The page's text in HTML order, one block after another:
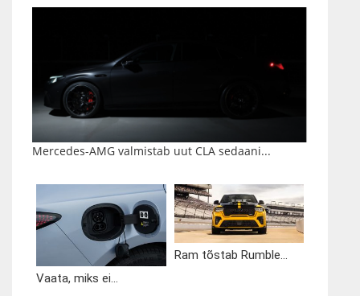
Mercedes-AMG valmistab uut CLA sedaani...
Vaata, miks ei...
Ram tõstab Rumble...